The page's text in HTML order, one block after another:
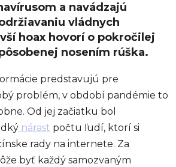
a navádzajú
vládnych
hoax hovorí o pokročilej
nosením rúška.
predstavujú pre
problém, v období pandémie to
Od jej začiatku bol
nárast počtu ľudí, ktorí si
rady na internete. Za
byť každý samozvaným